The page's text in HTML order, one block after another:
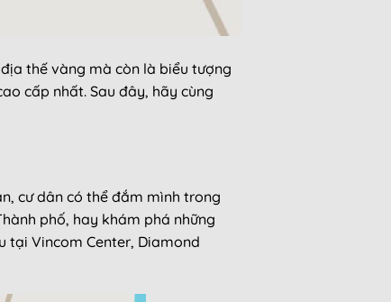
thế vàng mà còn là biểu tượng
cấp nhất. Sau đây, hãy cùng
cư dân có thể đắm mình trong
phố, hay khám phá những
tại Vincom Center, Diamond